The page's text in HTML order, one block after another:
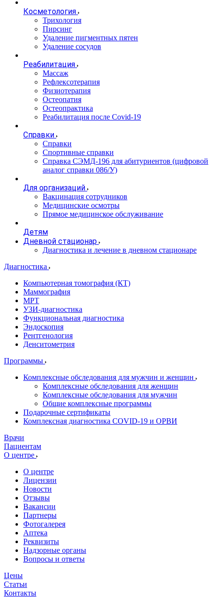
Косметология
Трихология
Пирсинг
Удаление пигментных пятен
Удаление сосудов
Реабилитация
Массаж
Рефлексотерапия
Физиотерапия
Остеопатия
Остеопрактика
Реабилитация после Covid-19
Справки
Справки
Спортивные справки
Справка СЭМД‑196 для абитуриентов (цифровой
аналог справки 086/У)
Для организаций
Вакцинация сотрудников
Медицинские осмотры
Прямое медицинское обслуживание
Детям
Дневной стационар
Диагностика и лечение в дневном стационаре
Диагностика
Компьютерная томография (КТ)
Маммография
МРТ
УЗИ-диагностика
Функциональная диагностика
Эндоскопия
Рентгенология
Денситометрия
Программы
Комплексные обследования для мужчин и женщин
Комплексные обследования для женщин
Комплексные обследования для мужчин
Общие комплексные программы
Подарочные сертификаты
Комплексная диагностика COVID-19 и ОРВИ
Врачи
Пациентам
О центре
О центре
Лицензии
Новости
Отзывы
Вакансии
Партнеры
Фотогалерея
Аптека
Реквизиты
Надзорные органы
Вопросы и ответы
Цены
Статьи
Контакты